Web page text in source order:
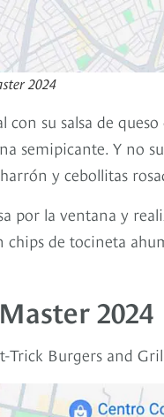
2024
su salsa de
semipicante. Y no
y cebollitas
por la ventana y
de tocineta
2024
Burgers and